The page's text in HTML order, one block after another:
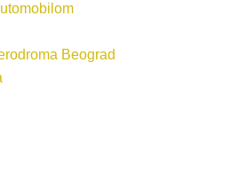
Beograd